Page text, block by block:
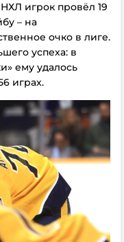
игрок провёл 19
– на
очко в лиге.
успеха: в
ему удалось
играх.